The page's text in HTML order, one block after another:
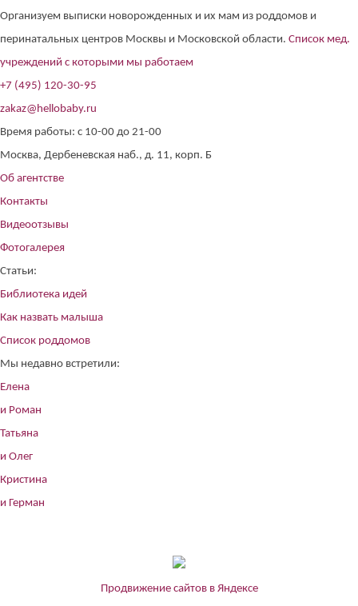
Организуем выписки новорожденных и их мам из роддомов и
перинатальных центров Москвы и Московской области. Список мед.
учреждений с которыми мы работаем
+7 (495) 120-30-95
zakaz@hellobaby.ru
Время работы: с 10-00 до 21-00
Москва, Дербеневская наб., д. 11, корп. Б
Об агентстве
Контакты
Видеоотзывы
Фотогалерея
Статьи:
Библиотека идей
Как назвать малыша
Список роддомов
Мы недавно встретили:
Елена
и Роман
Татьяна
и Олег
Кристина
и Герман
Продвижение сайтов в Яндексе